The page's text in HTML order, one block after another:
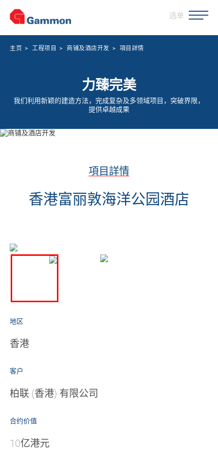
选单
主页 > 工程项目 > 商铺及酒店开发 > 項目詳情
力臻完美
我们利用新颖的建造方法，完成复杂及多领域项目，突破界限，
提供卓越成果
項目詳情
香港富丽敦海洋公园酒店
地区
香港
客户
柏联 (香港) 有限公司
合约价值
10亿港元